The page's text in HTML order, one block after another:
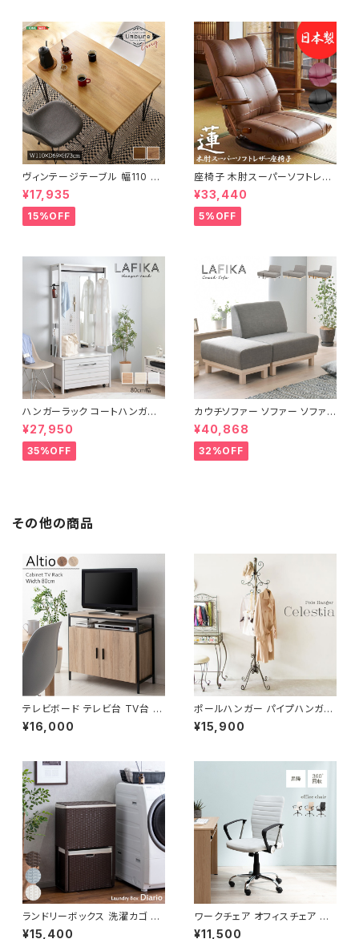
ヴィンテージテーブル 幅110 ダ
イニングテーブル リビングテー
ブル サイドテーブル 新生活 模
様替え
¥17,935
15%OFF
座椅子 木肘スーパーソフトレザ
ー座椅子 リクライニング回転座
椅子 座椅子 父の日 敬老の日
プレゼント 完成品
¥33,440
5%OFF
ハンガーラック コートハンガー
ワードローブ フリーラック クロ
ーゼット 幅80 新生活 一人暮ら
し
¥27,950
35%OFF
カウチソファー ソファー ソファ
オットマン 1.5人掛 け新生活 一
人暮らし 完成品
¥40,868
32%OFF
その他の商品
テレビボード テレビ台 TV台 テ
レビラック TVラック 幅80 高さ
70
¥16,000
ポールハンガー パイプハンガー
ハンガーラック コートハンガー
ポールスタンド ハンガーポール
¥15,900
ランドリーボックス 洗濯カゴ 幅
50 奥行25 高さ80 完成品 新
¥15,400
ワークチェア オフィスチェア イ
ス チェア 椅子 いす デザイナー
¥11,500